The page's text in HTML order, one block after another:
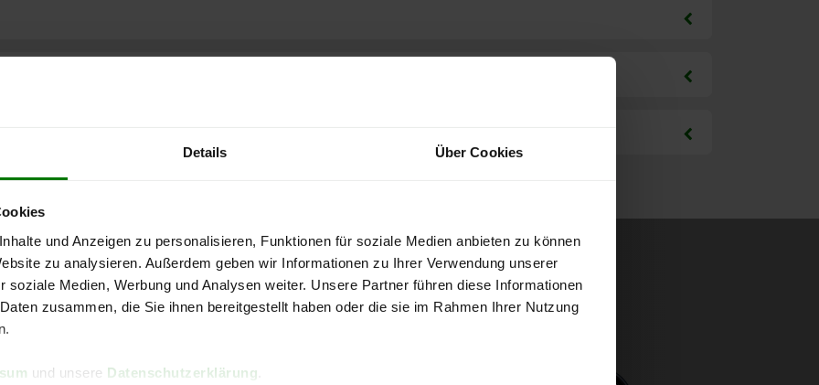
Details Über Cookies
und Anzeigen zu personalisieren, Funktionen für soziale Medien anbieten zu können
zu analysieren. Außerdem geben wir Informationen zu Ihrer Verwendung unserer
soziale Medien, Werbung und Analysen weiter. Unsere Partner führen diese Informationen
zusammen, die Sie ihnen bereitgestellt haben oder die sie im Rahmen Ihrer Nutzung
und unsere Datenschutzerklärung
kostenlose